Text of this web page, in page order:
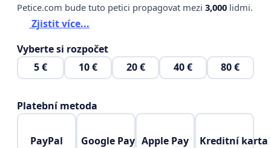
Petice.com bude tuto petici propagovat mezi 3,000 lidmi.
Zjistit více...
Vyberte si rozpočet
5 €
10 € 20 € 40 € 80 €
Platební metoda
PayPal Google Pay Apple Pay Kreditní karta